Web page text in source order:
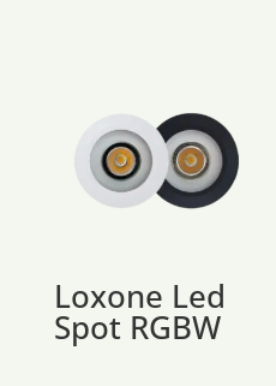
Loxone Led
Spot RGBW